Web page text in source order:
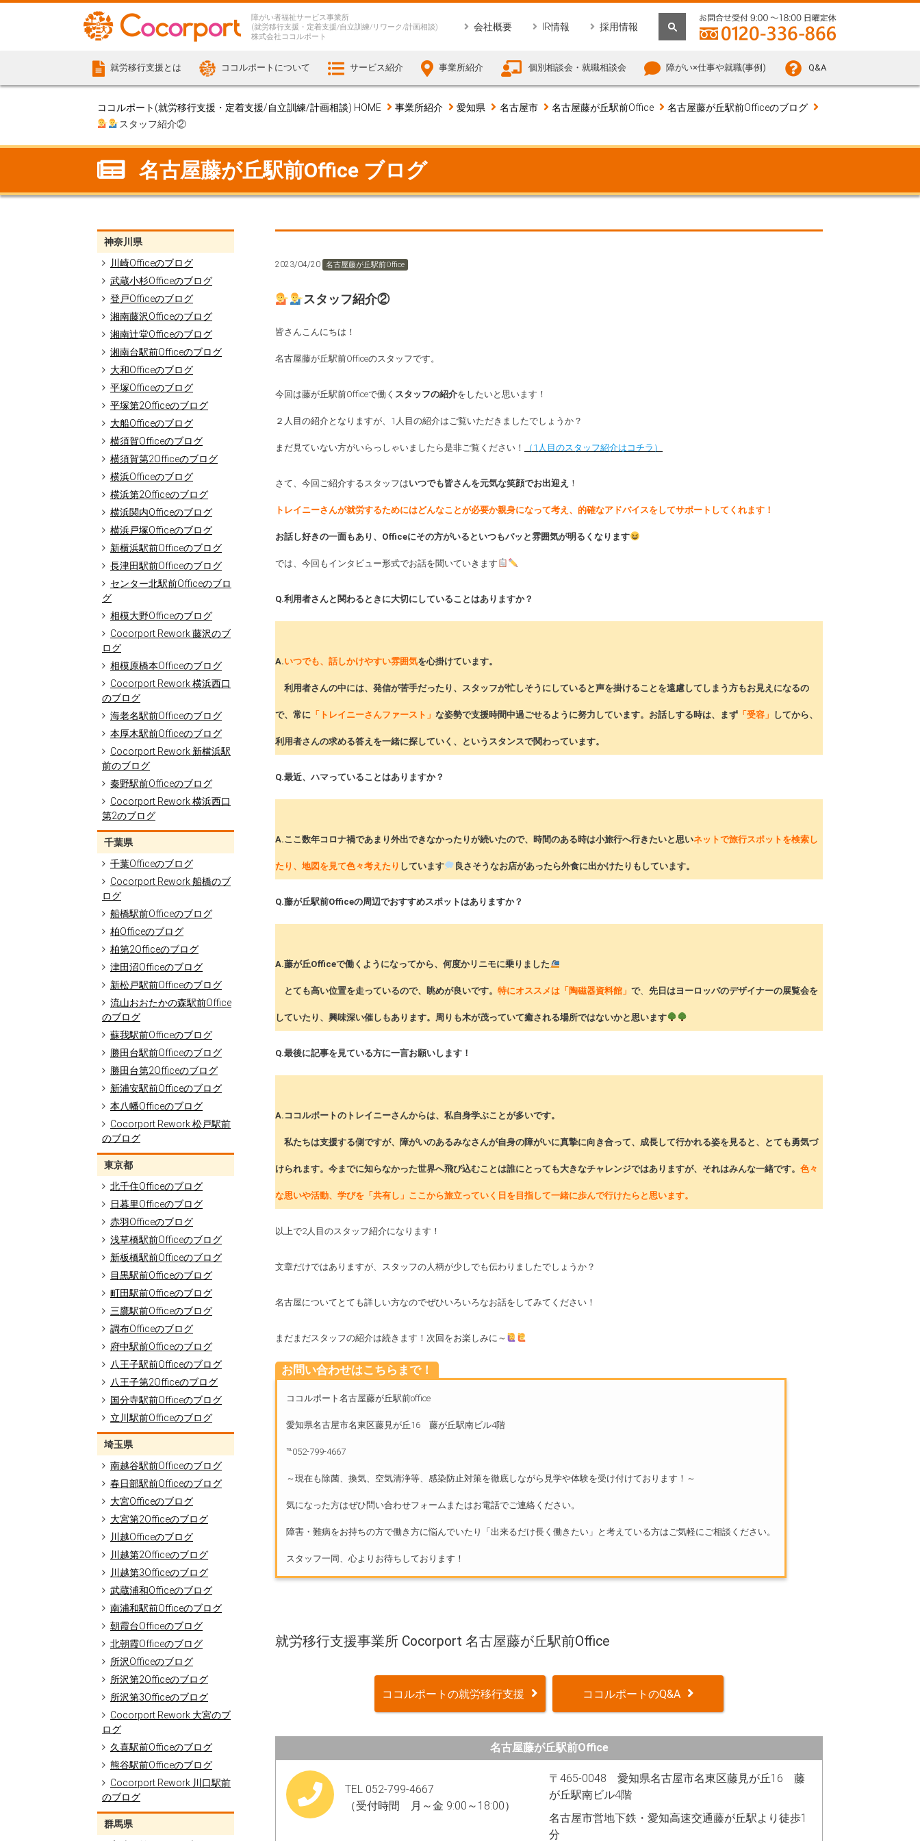
障がい者福祉サービス事業所
(就労移行支援・定着支援/自立訓練/リワーク/計画相談)
株式会社ココルポート
会社概要 IR情報 採用情報
就労移行支援とは ココルポートについて サービス紹介 事業所紹介 個別相談会・就職相談会 障がい×仕事や就職(事例) Q&A
ココルポート(就労移行支援・定着支援/自立訓練/計画相談) HOME 事業所紹介 愛知県 名古屋市 名古屋藤が丘駅前Office
名古屋藤が丘駅前Officeのブログ
スタッフ紹介②
名古屋藤が丘駅前Office ブログ
神奈川県
川崎Officeのブログ
武蔵小杉Officeのブログ
登戸Officeのブログ
湘南藤沢Officeのブログ
湘南辻堂Officeのブログ
湘南台駅前Officeのブログ
大和Officeのブログ
平塚Officeのブログ
平塚第2Officeのブログ
大船Officeのブログ
横須賀Officeのブログ
横須賀第2Officeのブログ
横浜Officeのブログ
横浜第2Officeのブログ
横浜関内Officeのブログ
横浜戸塚Officeのブログ
新横浜駅前Officeのブログ
長津田駅前Officeのブログ
センター北駅前Officeのブロ
グ
相模大野Officeのブログ
Cocorport Rework 藤沢のブ
ログ
相模原橋本Officeのブログ
Cocorport Rework 横浜西口
のブログ
海老名駅前Officeのブログ
本厚木駅前Officeのブログ
Cocorport Rework 新横浜駅
前のブログ
秦野駅前Officeのブログ
Cocorport Rework 横浜西口
第2のブログ
千葉県
千葉Officeのブログ
Cocorport Rework 船橋のブ
ログ
船橋駅前Officeのブログ
柏Officeのブログ
柏第2Officeのブログ
津田沼Officeのブログ
新松戸駅前Officeのブログ
流山おおたかの森駅前Office
のブログ
蘇我駅前Officeのブログ
勝田台駅前Officeのブログ
勝田台第2Officeのブログ
新浦安駅前Officeのブログ
本八幡Officeのブログ
Cocorport Rework 松戸駅前
のブログ
東京都
北千住Officeのブログ
日暮里Officeのブログ
赤羽Officeのブログ
浅草橋駅前Officeのブログ
新板橋駅前Officeのブログ
目黒駅前Officeのブログ
町田駅前Officeのブログ
三鷹駅前Officeのブログ
調布Officeのブログ
府中駅前Officeのブログ
八王子駅前Officeのブログ
八王子第2Officeのブログ
国分寺駅前Officeのブログ
立川駅前Officeのブログ
埼玉県
南越谷駅前Officeのブログ
春日部駅前Officeのブログ
大宮Officeのブログ
大宮第2Officeのブログ
川越Officeのブログ
川越第2Officeのブログ
川越第3Officeのブログ
武蔵浦和Officeのブログ
南浦和駅前Officeのブログ
朝霞台Officeのブログ
北朝霞Officeのブログ
所沢Officeのブログ
所沢第2Officeのブログ
所沢第3Officeのブログ
Cocorport Rework 大宮のブ
ログ
久喜駅前Officeのブログ
熊谷駅前Officeのブログ
Cocorport Rework 川口駅前
のブログ
群馬県
2023/04/20 名古屋藤が丘駅前Office
スタッフ紹介②
皆さんこんにちは！
名古屋藤が丘駅前Officeのスタッフです。
今回は藤が丘駅前Officeで働く スタッフの紹介をしたいと思います！
２人目の紹介となりますが、1人目の紹介はご覧いただきましたでしょうか？
まだ見ていない方がいらっしゃいましたら是非ご覧ください！ （1人目のスタッフ紹介はコチラ）
さて、今回ご紹介するスタッフはいつでも皆さんを元気な笑顔でお出迎え ！
トレイニーさんが就労するためにはどんなことが必要か親身になって考え、的確なアドバイスをしてサポートしてくれます！
お話し好きの一面もあり、Officeにその方がいるといつもパッと雰囲気が明るくなります
では、今回もインタビュー形式でお話を聞いていきます
Q.利用者さんと関わるときに大切にしていることはありますか？
A.いつでも、話しかけやすい雰囲気を心掛けています。
利用者さんの中には、発信が苦手だったり、スタッフが忙しそうにしていると声を掛けることを遠慮してしまう方もお見えになるの
で、常に 「トレイニーさんファースト」 な姿勢で支援時間中過ごせるように努力しています。お話しする時は、まず 「受容」 してから、
利用者さんの求める答えを一緒に探していく、というスタンスで関わっています。
Q.最近、ハマっていることはありますか？
A.ここ数年コロナ禍であまり外出できなかったりが続いたので、時間のある時は小旅行へ行きたいと思いネットで旅行スポットを検索し
たり、地図を見て色々考えたり しています 良さそうなお店があったら外食に出かけたりもしています。
Q.藤が丘駅前Officeの周辺でおすすめスポットはありますか？
A.藤が丘Officeで働くようになってから、何度かリニモに乗りました
とても高い位置を走っているので、眺めが良いです。 特にオススメは「陶磁器資料館」 で、 先日はヨーロッパのデザイナーの展覧会を
していたり、興味深い催しもあります。周りも木が茂っていて癒される場所ではないかと思います
Q.最後に記事を見ている方に一言お願いします！
A.ココルポートのトレイニーさんからは、私自身学ぶことが多いです。
私たちは支援する側ですが、障がいのあるみなさんが自身の障がいに真摯に向き合って、成長して行かれる姿を見ると、とても勇気づ
けられます。今までに知らなかった世界へ飛び込むことは誰にとっても大きなチャレンジではありますが、それはみんな一緒です。 色々
な思いや活動、学びを「共有し」ここから旅立っていく日を目指して一緒に歩んで行けたらと思います。
以上で2人目のスタッフ紹介になります！
文章だけではありますが、スタッフの人柄が少しでも伝わりましたでしょうか？
名古屋についてとても詳しい方なのでぜひいろいろなお話をしてみてください！
まだまだスタッフの紹介は続きます！次回をお楽しみに～
お問い合わせはこちらまで！
ココルポート名古屋藤が丘駅前office
愛知県名古屋市名東区藤見が丘16 藤が丘駅南ビル4階
℡052-799-4667
～現在も除菌、換気、空気清浄等、感染防止対策を徹底しながら見学や体験を受け付けております！～
気になった方はぜひ問い合わせフォームまたはお電話でご連絡ください。
障害・難病をお持ちの方で働き方に悩んでいたり「出来るだけ長く働きたい」と考えている方はご気軽にご相談ください。
スタッフ一同、心よりお待ちしております！
就労移行支援事業所 Cocorport 名古屋藤が丘駅前Office
ココルポートの就労移行支援 ココルポートのQ&A
名古屋藤が丘駅前Office
TEL 052-799-4667
（受付時間 月～金 9:00～18:00）
〒465-0048 愛知県名古屋市名東区藤見が丘16 藤
が丘駅南ビル4階
名古屋市営地下鉄・愛知高速交通藤が丘駅より徒歩1
分